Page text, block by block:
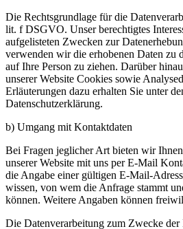
Die Rechtsgrundlage für die
lit. f DSGVO. Unser berechtigtes
aufgelisteten Zwecken zur
verwenden wir die erhobenen Daten zu
auf Ihre Person zu ziehen. Darüber
unserer Website Cookies sowie
Erläuterungen dazu erhalten Sie unter
Datenschutzerklärung.
b) Umgang mit Kontaktdaten
Bei Fragen jeglicher Art bieten wir
unserer Website mit uns per E-Mail
die Angabe einer gültigen E-Mail-
wissen, von wem die Anfrage stammt
können. Weitere Angaben können
Die Datenverarbeitung zum Zwecke